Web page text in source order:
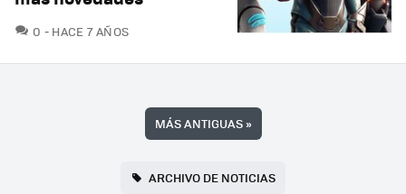
0 COMENTARIOS
HACE 7 AÑOS
MÁS ANTIGUAS»
ARCHIVO DE NOTICIAS